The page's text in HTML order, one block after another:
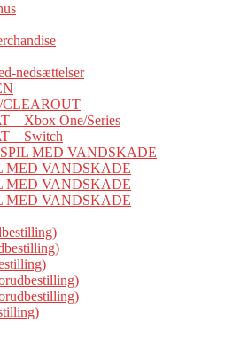
nedsættelser
– Xbox One/Series
– Switch
MED VANDSKADE
MED VANDSKADE
MED VANDSKADE
MED VANDSKADE